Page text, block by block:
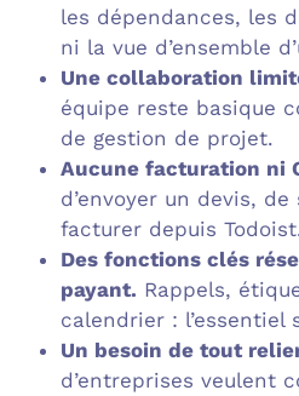
les dépendances, les
ni la vue d’ensemble
Une collaboration
équipe reste basique
de gestion de projet.
Aucune facturation ni
d’envoyer un devis,
facturer depuis
Des fonctions clés
payant. Rappels,
calendrier : l’essentiel
Un besoin de tout
d’entreprises veulent